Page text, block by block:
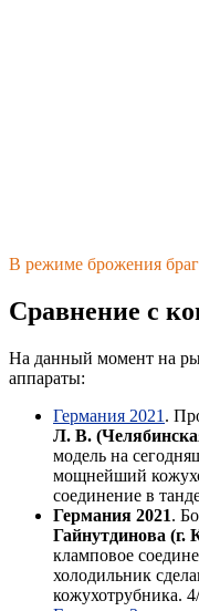
В режиме брожения
Сравнение с
На данный момент на
аппараты:
Германия 2021 .
Л. В.
модель на
мощнейший
соединение в
Германия 2021.
Гайнутдинова (г.
кламповое
холодильник
кожухотрубника.